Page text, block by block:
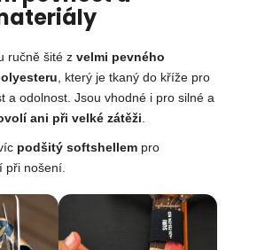
ručně šité z velmi pevného
, který je tkaný do kříže pro
a odolnost. Jsou vhodné i pro silné a
ani při velké zátěži
podšitý softshellem pro
při nošení.